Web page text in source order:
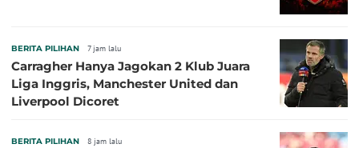
BERITA PILIHAN 7 jam lalu
Carragher Hanya Jagokan 2 Klub Juara
Liga Inggris, Manchester United dan
Liverpool Dicoret
BERITA PILIHAN 8 jam lalu